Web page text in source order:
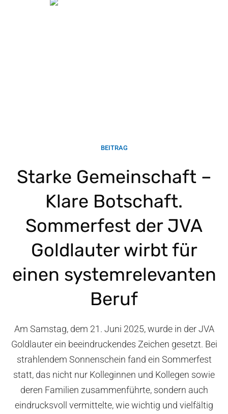
BEITRAG
Starke Gemeinschaft –
Klare Botschaft.
Sommerfest der JVA
Goldlauter wirbt für
einen systemrelevanten
Beruf
Am Samstag, dem 21. Juni 2025, wurde in der JVA
Goldlauter ein beeindruckendes Zeichen gesetzt. Bei
strahlendem Sonnenschein fand ein Sommerfest
statt, das nicht nur Kolleginnen und Kollegen sowie
deren Familien zusammenführte, sondern auch
eindrucksvoll vermittelte, wie wichtig und vielfältig